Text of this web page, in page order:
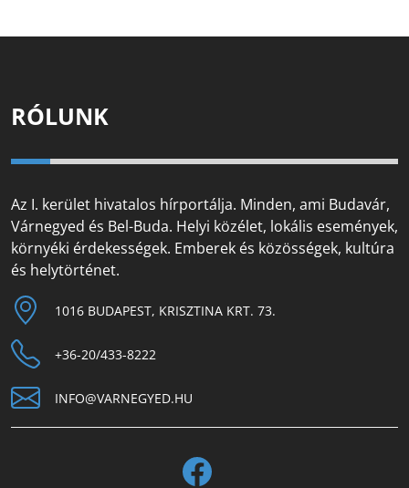
RÓLUNK
Az I. kerület hivatalos hírportálja. Minden, ami Budavár,
Várnegyed és Bel-Buda. Helyi közélet, lokális események,
környéki érdekességek. Emberek és közösségek, kultúra
és helytörténet.
1016 BUDAPEST, KRISZTINA KRT. 73.
+36-20/433-8222
INFO@VARNEGYED.HU